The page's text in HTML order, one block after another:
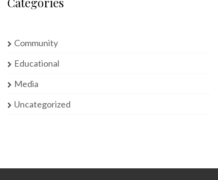
Community
Educational
Media
Uncategorized